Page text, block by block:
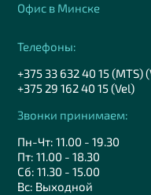
Офис в Минске
Телефоны:
+375 33 632 40 15 (MTS)
+375 29 162 40 15 (Vel)
Звонки принимаем:
Пн-Чт: 11.00 - 19.30
Пт: 11.00 - 18.30
Сб: 11.30 - 15.00
Вс: Выходной